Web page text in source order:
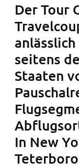
Der Tour
seitens
Staaten
In New